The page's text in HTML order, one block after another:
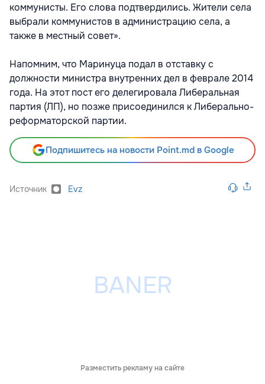
коммунисты. Его слова подтвердились. Жители села
выбрали коммунистов в администрацию села, а
также в местный совет».
Напомним, что Маринуца подал в отставку с
должности министра внутренних дел в феврале 2014
года. На этот пост его делегировала Либеральная
партия (ЛП), но позже присоединился к Либерально-
реформаторской партии.
Подпишитесь на новости Point.md в Google
Источник Evz
Разместить рекламу на сайте